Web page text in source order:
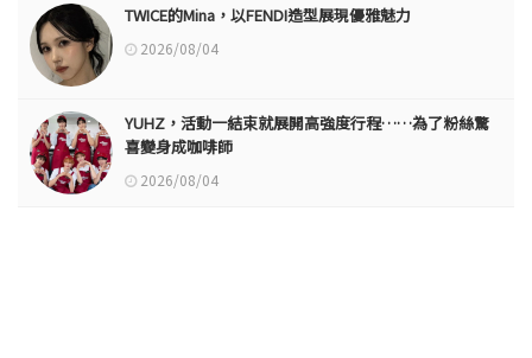
TWICE的Mina，以FENDI造型展現優雅魅力
2026/08/04
YUHZ，活動一結束就展開高強度行程……為了粉絲驚
喜變身成咖啡師
2026/08/04